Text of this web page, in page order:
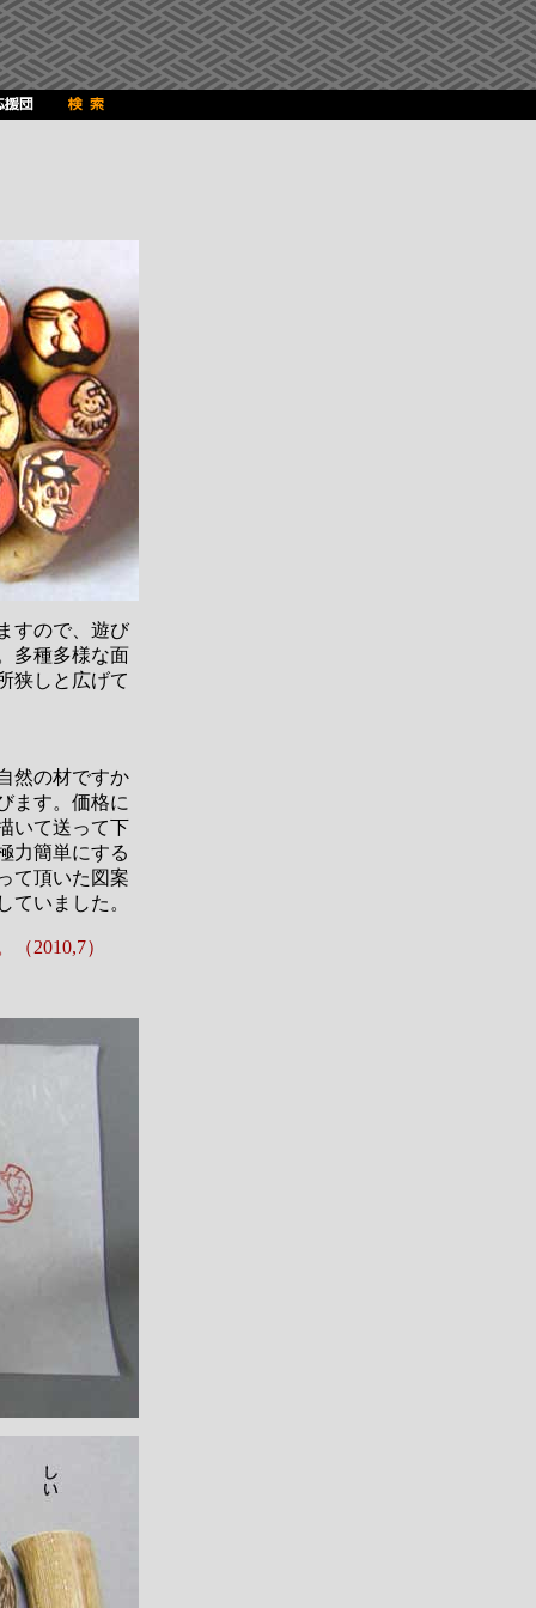
すので、遊び
多種多様な面
狭しと広げて
然の材ですか
ます。価格に
いて送って下
力簡単にする
て頂いた図案
いました。
2010,7）